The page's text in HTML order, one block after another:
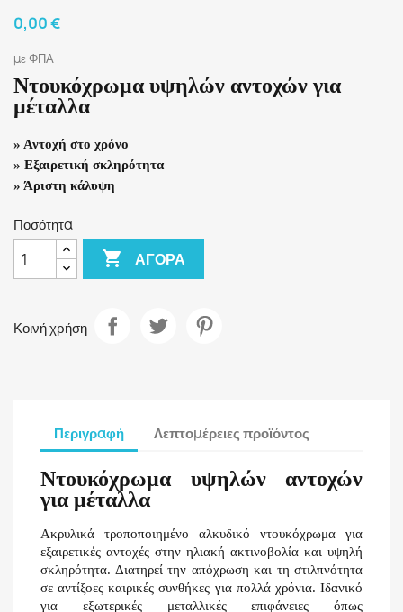
0,00 €
με ΦΠΑ
Ντουκόχρωμα υψηλών αντοχών για
μέταλλα
» Αντοχή στο χρόνο
» Εξαιρετική σκληρότητα
» Άριστη κάλυψη
Ποσότητα
 ΑΓΟΡΆ
Κοινή χρήση
Περιγραφή Λεπτομέρειες προϊόντος
Ντουκόχρωμα υψηλών αντοχών
για μέταλλα
Ακρυλικά τροποποιημένο αλκυδικό ντουκόχρωμα για
εξαιρετικές αντοχές στην ηλιακή ακτινοβολία και υψηλή
σκληρότητα. Διατηρεί την απόχρωση και τη στιλπνότητα
σε αντίξοες καιρικές συνθήκες για πολλά χρόνια. Ιδανικό
για εξωτερικές μεταλλικές επιφάνειες όπως